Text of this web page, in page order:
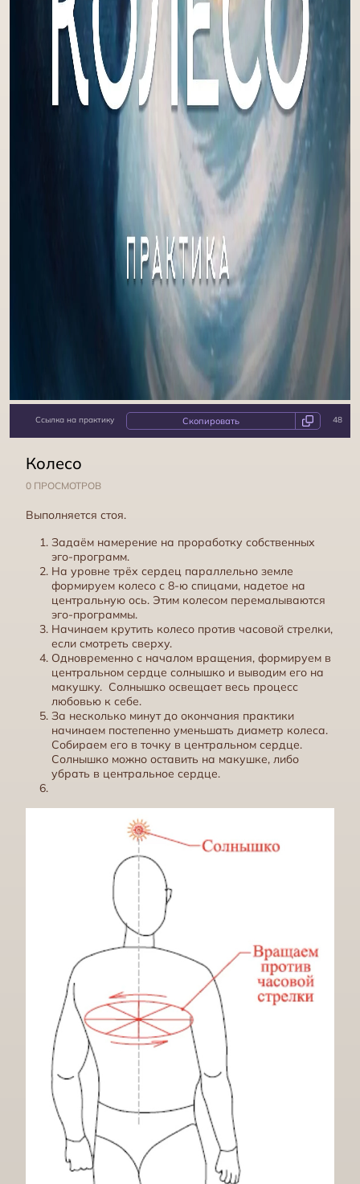
Ссылка на практику 48
Колесо
0 ПРОСМОТРОВ
Выполняется стоя.
Задаём намерение на проработку собственных
эго-программ.
На уровне трёх сердец параллельно земле
формируем колесо с 8-ю спицами, надетое на
центральную ось. Этим колесом перемалываются
эго-программы.
Начинаем крутить колесо против часовой стрелки,
если смотреть сверху.
Одновременно с началом вращения, формируем в
центральном сердце солнышко и выводим его на
макушку. Солнышко освещает весь процесс
любовью к себе.
За несколько минут до окончания практики
начинаем постепенно уменьшать диаметр колеса.
Собираем его в точку в центральном сердце.
Солнышко можно оставить на макушке, либо
убрать в центральное сердце.
Убирание чужеродных программ